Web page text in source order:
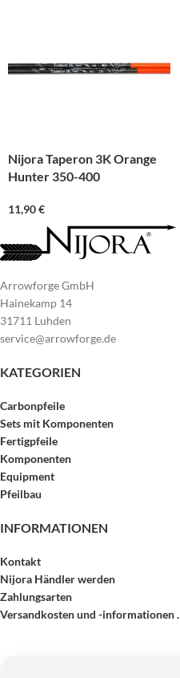
Nijora Taperon 3K Orange
Hunter 350-400
11,90€
Arrowforge GmbH
Hainekamp 14
31711 Luhden
service@arrowforge.de
KATEGORIEN
Carbonpfeile
Sets mit Komponenten
Fertigpfeile
Komponenten
Equipment
Pfeilbau
INFORMATIONEN
Kontakt
Nijora Händler werden
Zahlungsarten
Versandkosten und -informationen .